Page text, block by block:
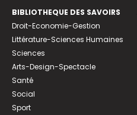
BIBLIOTHEQUE DES SAVOIRS
Droit-Economie-Gestion
Littérature-Sciences Humaines
Sciences
Arts-Design-Spectacle
Santé
Social
Sport